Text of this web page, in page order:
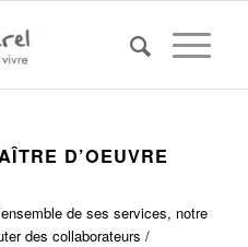
D’OEUVRE
de ses services, notre
des collaborateurs /